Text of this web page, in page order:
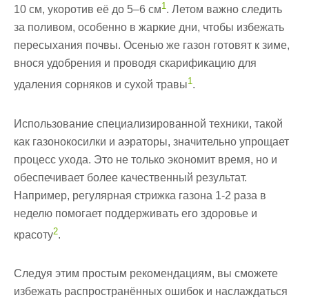
10 см, укоротив её до 5–6 см1. Летом важно следить
за поливом, особенно в жаркие дни, чтобы избежать
пересыхания почвы. Осенью же газон готовят к зиме,
внося удобрения и проводя скарификацию для
удаления сорняков и сухой травы1.
Использование специализированной техники, такой
как газонокосилки и аэраторы, значительно упрощает
процесс ухода. Это не только экономит время, но и
обеспечивает более качественный результат.
Например, регулярная стрижка газона 1-2 раза в
неделю помогает поддерживать его здоровье и
красоту2.
Следуя этим простым рекомендациям, вы сможете
избежать распространённых ошибок и наслаждаться